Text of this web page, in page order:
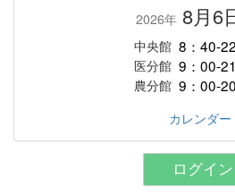
2026年 8月6
中央館 8：40-
医分館 9：00-
農分館 9：00-
カレンダー
ログイン